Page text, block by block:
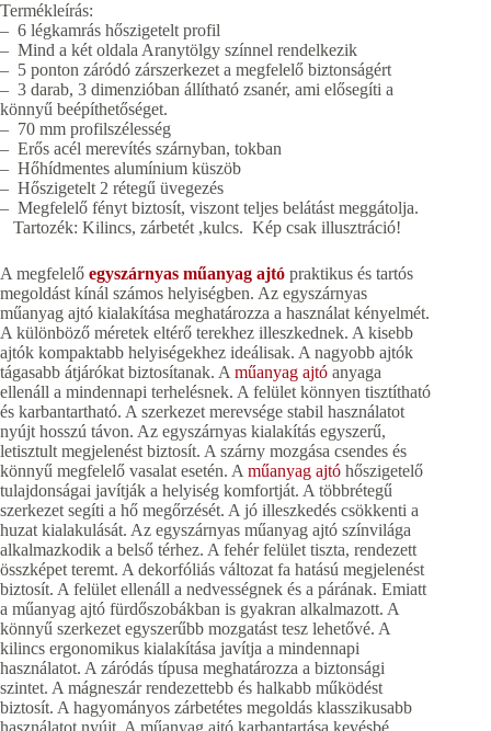
Termékleírás:
– 6 légkamrás hőszigetelt profil
– Mind a két oldala Aranytölgy színnel rendelkezik
– 5 ponton záródó zárszerkezet a megfelelő biztonságért
– 3 darab, 3 dimenzióban állítható zsanér, ami elősegíti a
könnyű beépíthetőséget.
– 70 mm profilszélesség
– Erős acél merevítés szárnyban, tokban
– Hőhídmentes alumínium küszöb
– Hőszigetelt 2 rétegű üvegezés
– Megfelelő fényt biztosít, viszont teljes belátást meggátolja.
Tartozék: Kilincs, zárbetét ,kulcs. Kép csak illusztráció!
A megfelelő egyszárnyas műanyag ajtó praktikus és tartós
megoldást kínál számos helyiségben. Az egyszárnyas
műanyag ajtó kialakítása meghatározza a használat kényelmét.
A különböző méretek eltérő terekhez illeszkednek. A kisebb
ajtók kompaktabb helyiségekhez ideálisak. A nagyobb ajtók
tágasabb átjárókat biztosítanak. Aműanyag ajtó anyaga
ellenáll a mindennapi terhelésnek. A felület könnyen tisztítható
és karbantartható. A szerkezet merevsége stabil használatot
nyújt hosszú távon. Az egyszárnyas kialakítás egyszerű,
letisztult megjelenést biztosít. A szárny mozgása csendes és
könnyű megfelelő vasalat esetén. Aműanyag ajtó hőszigetelő
tulajdonságai javítják a helyiség komfortját. A többrétegű
szerkezet segíti a hő megőrzését. A jó illeszkedés csökkenti a
huzat kialakulását. Az egyszárnyas műanyag ajtó színvilága
alkalmazkodik a belső térhez. A fehér felület tiszta, rendezett
összképet teremt. A dekorfóliás változat fa hatású megjelenést
biztosít. A felület ellenáll a nedvességnek és a párának. Emiatt
a műanyag ajtó fürdőszobákban is gyakran alkalmazott. A
könnyű szerkezet egyszerűbb mozgatást tesz lehetővé. A
kilincs ergonomikus kialakítása javítja a mindennapi
használatot. A záródás típusa meghatározza a biztonsági
szintet. A mágneszár rendezettebb és halkabb működést
biztosít. A hagyományos zárbetétes megoldás klasszikusabb